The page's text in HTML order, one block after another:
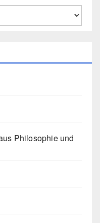
Philosophie und